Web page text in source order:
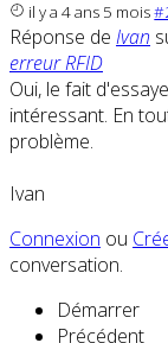
il y a 4 ans 5 mois
Réponse de Ivan
erreur RFID
Oui, le fait
intéressant. En
problème.
Ivan
Connexion ou
conversation.
Démarrer
Précédent